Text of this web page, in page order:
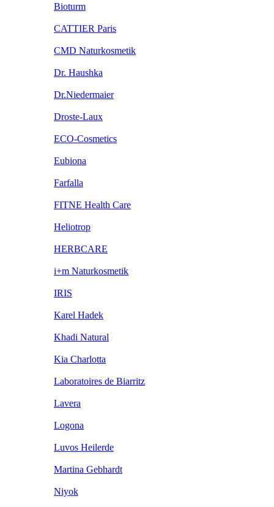
Bioturm
CATTIER Paris
CMD Naturkosmetik
Dr. Haushka
Dr.Niedermaier
Droste-Laux
ECO-Cosmetics
Eubiona
Farfalla
FITNE Health Care
Heliotrop
HERBCARE
i+m Naturkosmetik
IRIS
Karel Hadek
Khadi Natural
Kia Charlotta
Laboratoires de Biarritz
Lavera
Logona
Luvos Heilerde
Martina Gebhardt
Niyok